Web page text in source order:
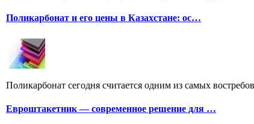
Поликарбонат и его цены в Казахстане: ос…
Поликарбонат сегодня считается одним из самых
Евроштакетник — современное решение для …